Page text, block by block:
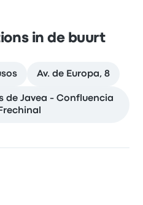
in de buurt
Av. de Europa, 8
de Javea - Confluencia